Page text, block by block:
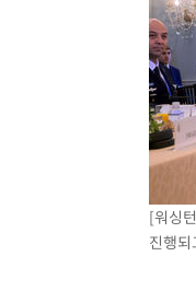
미 워싱
[속보] 호
[속보] 이
[속보] "이란-
[워싱
진행